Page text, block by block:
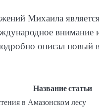
Михаила
описал новый
Название статьи
в Амазонском лесу